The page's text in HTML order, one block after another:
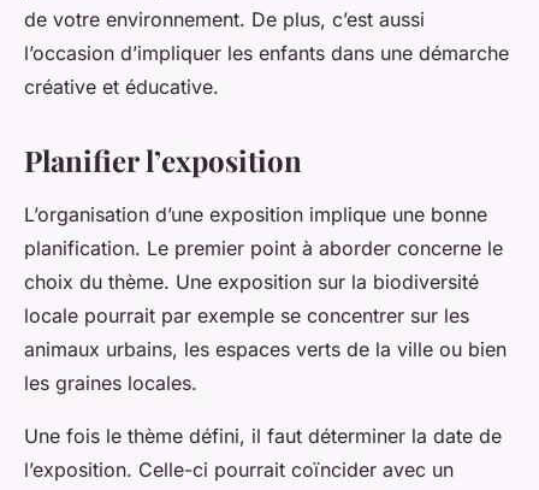
de votre environnement. De plus, c’est aussi
l’occasion d’impliquer les enfants dans une démarche
créative et éducative.
Planifier l’exposition
L’organisation d’une exposition implique une bonne
planification. Le premier point à aborder concerne le
choix du thème. Une exposition sur la biodiversité
locale pourrait par exemple se concentrer sur les
animaux urbains, les espaces verts de la ville ou bien
les graines locales.
Une fois le thème défini, il faut déterminer la date de
l’exposition. Celle-ci pourrait coïncider avec un